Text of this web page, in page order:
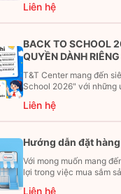
Liên hệ
BACK TO SCHOOL
QUYỀN DÀNH
T&T Center mang đến
School 2026" với những
không hai". Đừng để
khám phá ngay ưu đãi
Liên hệ
Hướng dẫn đặt
Với mong muốn mang
lợi trong việc mua sắm
Trong bài viết này, T&T
Liên hệ